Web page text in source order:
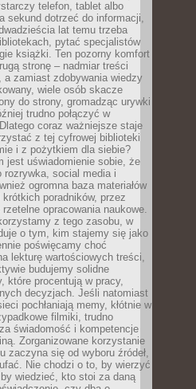
telefon, tablet albo
sekund dotrzeć do informacji,
lat temu trzeba
pytać specjalistów
książki. Ten pozorny komfort
stronę – nadmiar treści
a zamiast zdobywania wiedzy
wiele osób skacze
do strony, gromadząc urywki
trudno połączyć w
coraz ważniejsze staje
z tej cyfrowej biblioteki
i z pożytkiem dla siebie?
jest uświadomienie sobie, że
rozrywka, social media i
ogromna baza materiałów
poradników, przez
opracowania naukowe.
z tego zasobu, w
o tym, kim stajemy się jako
poświęcamy choć
lekturę wartościowych treści,
budujemy solidne
które procentują w pracy,
decyzjach. Jeśli natomiast
pochłaniają memy, kłótnie w
filmiki, trudno
świadomość i kompetencje
Zorganizowane korzystanie
zaczyna się od wyboru źródeł,
Nie chodzi o to, by wierzyć
wiedzieć, kto stoi za daną